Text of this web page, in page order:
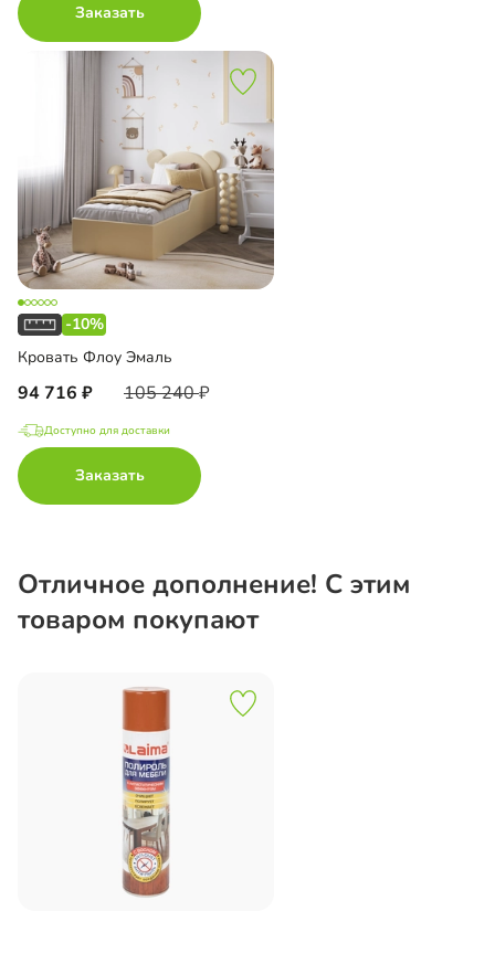
Заказать
-10%
Кровать Флоу Эмаль
94 716 105 240
Доступно для доставки
Заказать
Отличное дополнение! С этим
товаром покупают